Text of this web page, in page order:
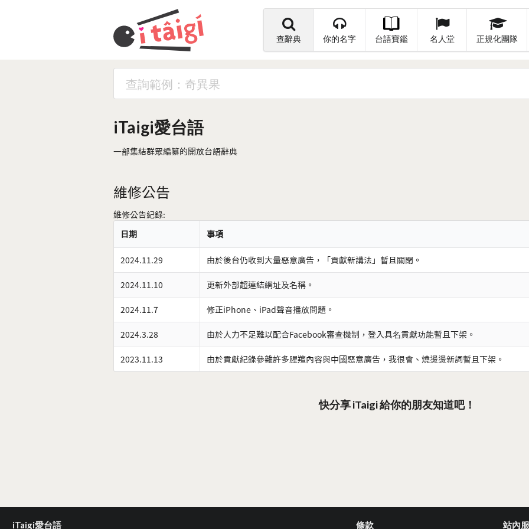
查辭典 你的名字 台語寶鑑 名人堂 正規化團隊
iTaigi愛台語
一部集結群眾編纂的開放台語辭典
維修公告
維修公告紀錄:
日期
事項
2024.11.29 由於後台仍收到大量惡意廣告，「貢獻新講法」暫且關閉。
2024.11.10 更新外部超連結網址及名稱。
2024.11.7 修正iPhone、iPad聲音播放問題。
2024.3.28 由於人力不足難以配合Facebook審查機制，登入具名貢獻功能暫且下架。
2023.11.13 由於貢獻紀錄參雜許多腥羶內容與中國惡意廣告，我很會、燒燙燙新詞暫且下架。
快分享 iTaigi 給你的朋友知道吧！
iTaigi愛台語 條款 站內